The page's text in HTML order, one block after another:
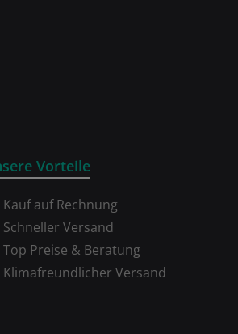
Vorteile
Kauf auf Rechnung
Schneller Versand
Top Preise & Beratung
Klimafreundlicher Versand